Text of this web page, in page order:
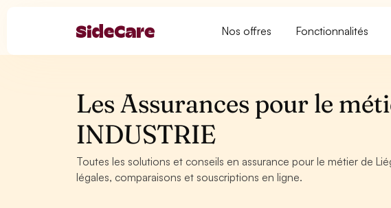
Nos offres Fonctionnalités
Les Assurances pour le
INDUSTRIE
Toutes les solutions et conseils en assurance pour le métier de
légales, comparaisons et souscriptions en ligne.